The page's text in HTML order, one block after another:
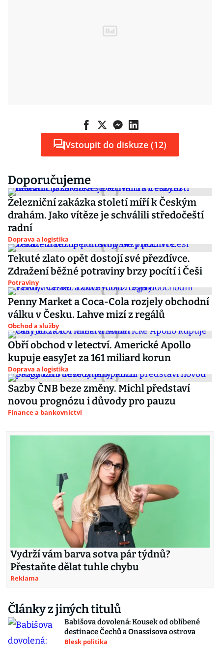
Vstoupit do diskuze (12)
Doporučujeme
Železniční zakázka století míří k Českým
drahám. Jako vítěze je schválili středočeští
radní
Doprava a logistika
Tekuté zlato opět dostojí své přezdívce.
Zdražení běžné potraviny brzy pocítí i Češi
Potraviny
Penny Market a Coca-Cola rozjely obchodní
válku v Česku. Lahve mizí z regálů
Obchod a služby
Obří obchod v letectví. Americké Apollo
kupuje easyJet za 161 miliard korun
Doprava a logistika
Sazby ČNB beze změny. Michl představí
novou prognózu i důvody pro pauzu
Finance a bankovnictví
Vydrží vám barva sotva pár týdnů?
Přestaňte dělat tuhle chybu
Reklama
Články z jiných titulů
Babišova dovolená: Kousek od oblíbené
destinace Čechů a Onassisova ostrova
Blesk politika